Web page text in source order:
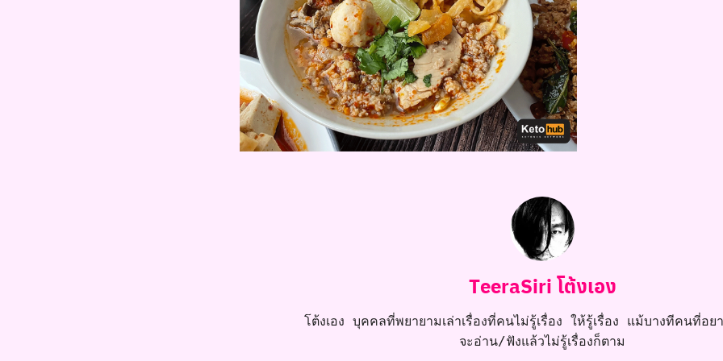
TeeraSiri โต้งเอง
โต้งเอง บุคคลที่พยายามเล่าเรื่องที่คนไม่รู้เรื่อง ให้รู้เรื่อง แม้บางทีคนที่อยา
จะอ่าน/ฟังแล้วไม่รู้เรื่องก็ตาม